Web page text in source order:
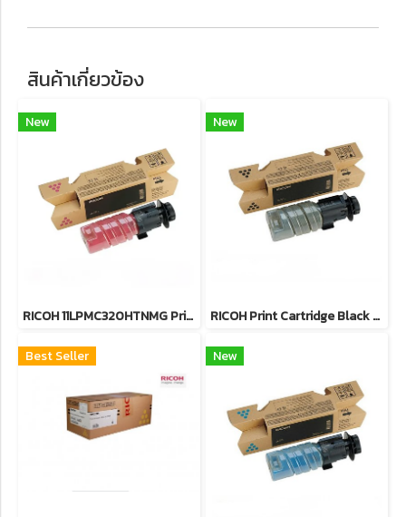
สินค้าเกี่ยวข้อง
New
RICOH 11LPMC320HTNMG Print Cartridge Magenta M C320H (7.5K) ตลับหมึกโทนเนอร์ (สีม่วงแดง) 7.5K ของแท้ ประกันศูนย์
New
RICOH Print Cartridge Black M C320H (10.5K) ตลับหมึกโทนเนอร์ (สีดำ) 10.5K ของแท้ ประกันศูนย์
Best Seller New